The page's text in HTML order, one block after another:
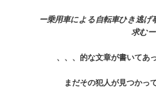
ー乗用車による自転車ひき逃
求むー
、、、的な文章が書いてあ
まだその犯人が見つかっ